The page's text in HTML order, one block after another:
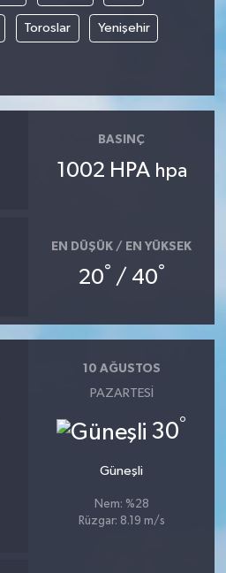
Toroslar Yenişehir
BASINÇ
1002 HPA hpa
EN DÜŞÜK / EN YÜKSEK
20° / 40°
10 AĞUSTOS
PAZARTESI
30°
Güneşli
Nem: %28
Rüzgar: 8.19 m/s